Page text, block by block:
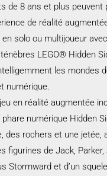
de 8 ans et plus peuvent
de réalité
solo ou multijoueur
LEGO® Hidden
les mondes
numérique.
en réalité augmentée
numérique Hidden
des rochers et une jetée,
figurines de Jack, Parker,
Stormward et d’un